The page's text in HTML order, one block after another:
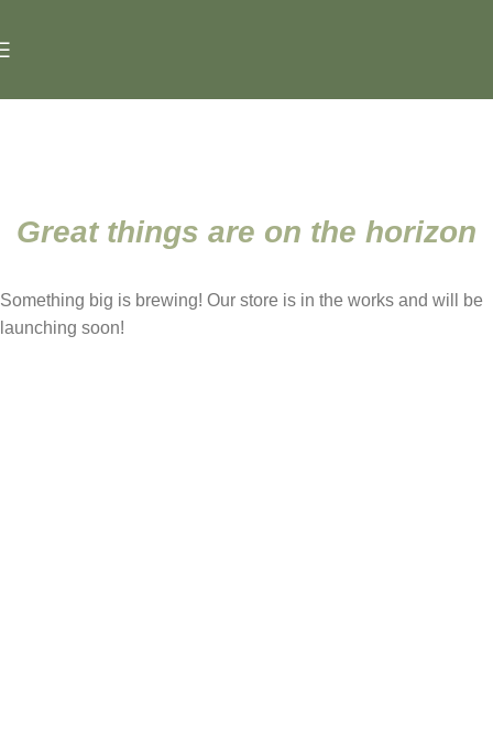
Great things are on the horizon
Something big is brewing! Our store is in the works and will be
launching soon!